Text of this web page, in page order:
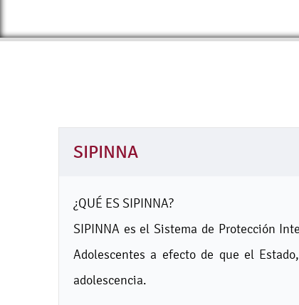
SIPINNA
¿QUÉ ES SIPINNA?
SIPINNA es el Sistema de Protección
Adolescentes a efecto de que el
adolescencia.